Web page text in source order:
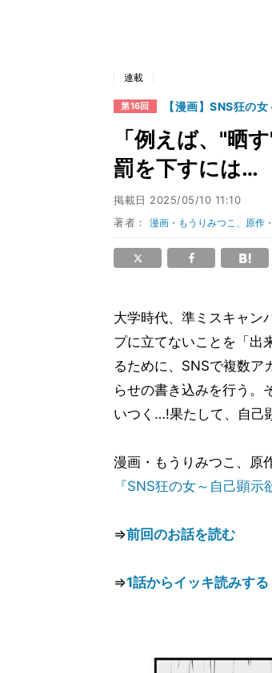
連載
第16回 【漫画】SNS狂の
「例えば、"晒
罰を下すには…
掲載日 2025/05/10 11:10
著者：漫画・もうりみつこ、原作
大学時代、準ミスキャン
プに立てないことを「出
るために、SNSで複数ア
らせの書き込みを行う。
いつく…!果たして、自己
漫画・もうりみつこ、原
『SNS狂の女～自己顕示
⇒前回のお話を読む
⇒1話からイッキ読みする